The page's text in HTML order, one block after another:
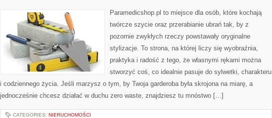
SZYCIU
Paramedicshop.pl to miejsce dla osób, które kochają
twórcze szycie oraz przerabianie ubrań tak, by z
pozornie zwykłych rzeczy powstawały oryginalne
stylizacje. To strona, na której liczy się wyobraźnia,
praktyka i radość z tego, że własnymi rękami można
stworzyć coś, co idealnie pasuje do sylwetki, charakteru
i codziennego życia. Jeśli marzysz o tym, by Twoja garderoba była skrojona na miarę, a
jednocześnie chcesz działać w duchu zero waste, znajdziesz tu mnóstwo […]
CATEGORIES: NIERUCHOMOŚCI